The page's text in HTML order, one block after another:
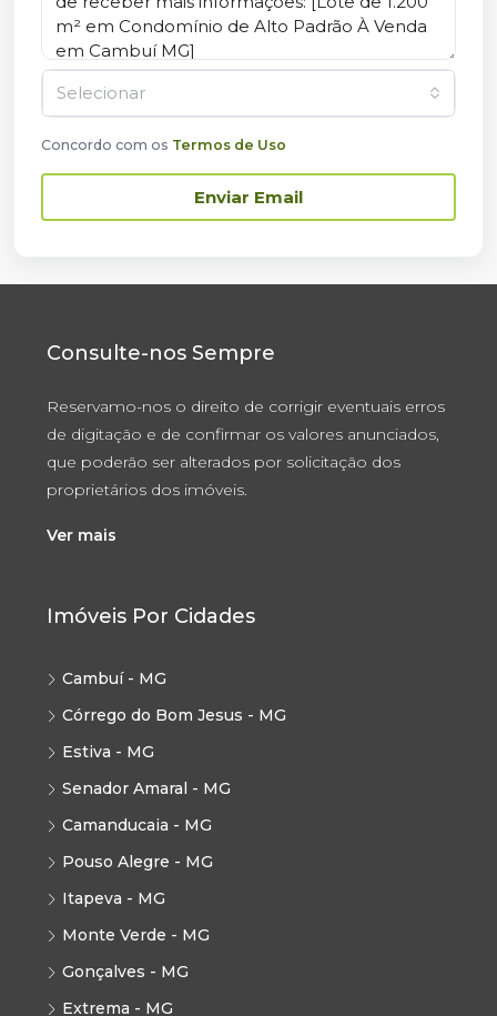
Selecionar
Concordo com os Termos de Uso
Enviar Email
Consulte-nos Sempre
Reservamo-nos o direito de corrigir eventuais erros
de digitação e de confirmar os valores anunciados,
que poderão ser alterados por solicitação dos
proprietários dos imóveis.
Ver mais
Imóveis Por Cidades
Cambuí - MG
Córrego do Bom Jesus - MG
Estiva - MG
Senador Amaral - MG
Camanducaia - MG
Pouso Alegre - MG
Itapeva - MG
Monte Verde - MG
Gonçalves - MG
Extrema - MG